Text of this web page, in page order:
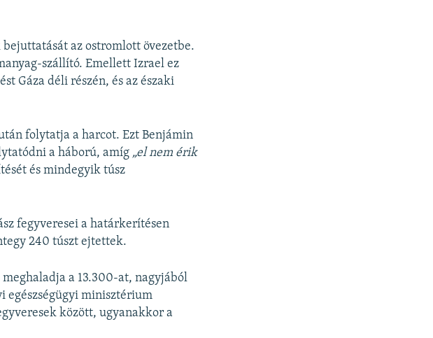
az ostromlott övezetbe.
szállító. Emellett Izrael ez
Gáza déli részén, és az északi
folytatja a harcot. Ezt Benjámin
a háború, amíg „el nem érik
és mindegyik túsz
fegyveresei a határkerítésen
240 túszt ejtettek.
a 13.300-at, nagyjából
egészségügyi minisztérium
között, ugyanakkor a